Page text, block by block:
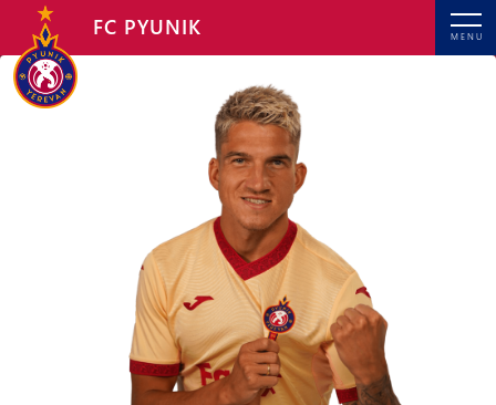
MENU
FC PYUNIK